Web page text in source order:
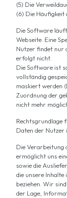
(5) Die
(6) Die
Die Software
Webseite. Eine
Nutzer findet nur
erfolgt nicht.
Die Software ist
vollständig
maskiert werden
Zuordnung der
nicht mehr
Rechtsgrundlage
Daten der Nutzer
Die Verarbeitung
ermöglicht uns
sowie die
die unsere Inhalte
beziehen. Wir
der Lage,